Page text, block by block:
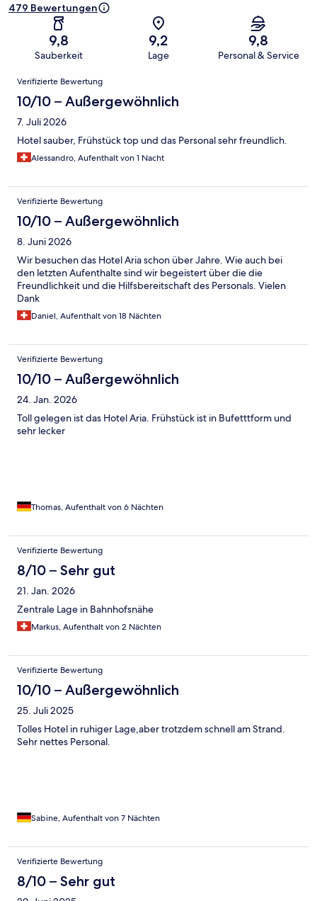
479 Bewertungen
9,8
Sauberkeit
9,2
Lage
9,8
Personal & Service
Bewertungen
Verifizierte Bewertung
10/10 – Außergewöhnlich
7. Juli 2026
Hotel sauber, Frühstück top und das Personal sehr freundlich.
Alessandro, Aufenthalt von 1 Nacht
Verifizierte Bewertung
10/10 – Außergewöhnlich
8. Juni 2026
Wir besuchen das Hotel Aria schon über Jahre. Wie auch bei
den letzten Aufenthalte sind wir begeistert über die die
Freundlichkeit und die Hilfsbereitschaft des Personals. Vielen
Dank
Daniel, Aufenthalt von 18 Nächten
Verifizierte Bewertung
10/10 – Außergewöhnlich
24. Jan. 2026
Toll gelegen ist das Hotel Aria. Frühstück ist in Bufetttform und
sehr lecker
Thomas, Aufenthalt von 6 Nächten
Verifizierte Bewertung
8/10 – Sehr gut
21. Jan. 2026
Zentrale Lage in Bahnhofsnähe
Markus, Aufenthalt von 2 Nächten
Verifizierte Bewertung
10/10 – Außergewöhnlich
25. Juli 2025
Tolles Hotel in ruhiger Lage,aber trotzdem schnell am Strand.
Sehr nettes Personal.
Sabine, Aufenthalt von 7 Nächten
Verifizierte Bewertung
8/10 – Sehr gut